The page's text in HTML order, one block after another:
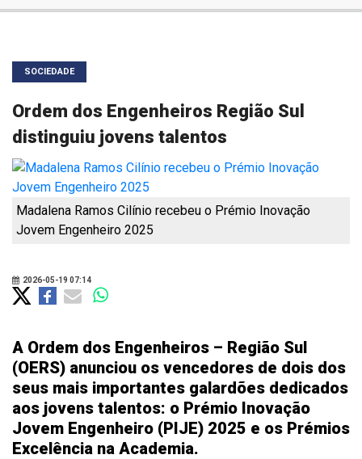
SOCIEDADE
Ordem dos Engenheiros Região Sul
distinguiu jovens talentos
Madalena Ramos Cilínio recebeu o Prémio Inovação
Jovem Engenheiro 2025
2026-05-19 07:14
A Ordem dos Engenheiros – Região Sul
(OERS) anunciou os vencedores de dois dos
seus mais importantes galardões dedicados
aos jovens talentos: o Prémio Inovação
Jovem Engenheiro (PIJE) 2025 e os Prémios
Excelência na Academia.